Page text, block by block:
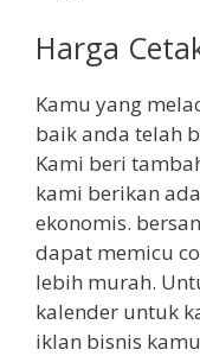
Harga
Kamu yang
baik anda telah
Kami beri
kami berikan
ekonomis.
dapat memicu
lebih murah.
kalender untuk
iklan bisnis